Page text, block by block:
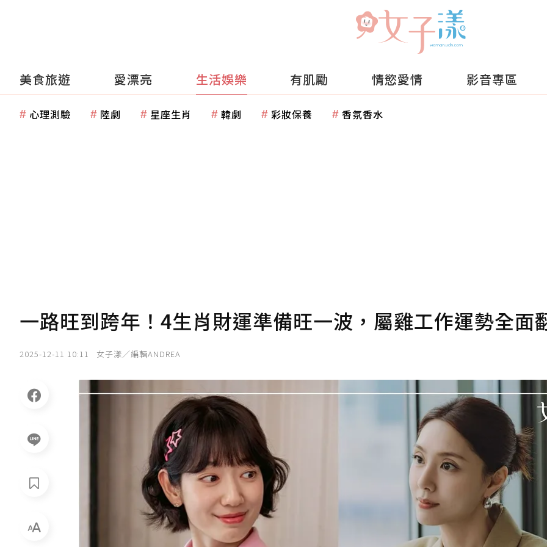
美食旅遊 愛漂亮 生活娛樂 有肌勵 情慾愛情 影音專區
心理測驗 陸劇 星座生肖 韓劇 彩妝保養 香氛香水
一路旺到跨年！4生肖財運準備旺一波，屬雞工作運勢全面
2025-12-11 10:11 女子漾／編輯ANDREA